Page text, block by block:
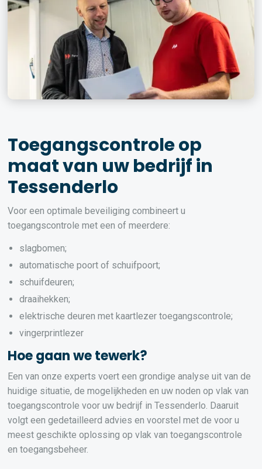
Toegangscontrole op
maat van uw bedrijf in
Tessenderlo
Voor een optimale beveiliging combineert u
toegangscontrole met een of meerdere:
slagbomen;
automatische poort of schuifpoort;
schuifdeuren;
draaihekken;
elektrische deuren met kaartlezer toegangscontrole;
vingerprintlezer
Hoe gaan we tewerk?
Een van onze experts voert een grondige analyse uit van de
huidige situatie, de mogelijkheden en uw noden op vlak van
toegangscontrole voor uw bedrijf in Tessenderlo. Daaruit
volgt een gedetailleerd advies en voorstel met de voor u
meest geschikte oplossing op vlak van toegangscontrole
en toegangsbeheer.